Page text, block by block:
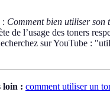
: Comment bien utiliser son
de l’usage des toners
sur YouTube :
loin : comment utiliser un